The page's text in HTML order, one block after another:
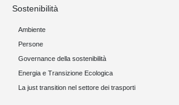
Sostenibilità
Ambiente
Persone
Governance della sostenibilità
Energia e Transizione Ecologica
La just transition nel settore dei trasporti